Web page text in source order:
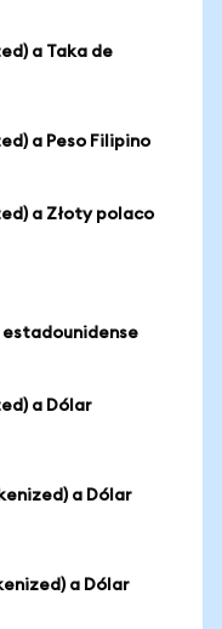
a Taka de
a Peso Filipino
a Złoty polaco
estadounidense
a Dólar
a Dólar
a Dólar